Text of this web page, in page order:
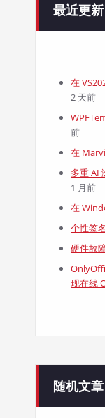
最近更新
在
2 天前
前
在
多重 AI
1 月前
在
个性签
硬件故
现在线
随机文章